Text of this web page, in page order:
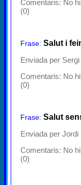
Comentaris: No
(0)
Frase: Salut i
Enviada per Sergi
Comentaris: No
(0)
Frase: Salut
Enviada per Jordi
Comentaris: No
(0)